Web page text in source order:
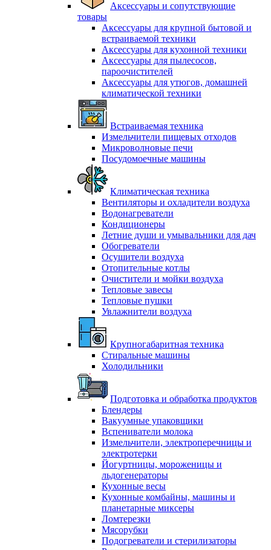
Аксессуары и сопутствующие
товары
Аксессуары для крупной бытовой и
встраиваемой техники
Аксессуары для кухонной техники
Аксессуары для пылесосов,
пароочистителей
Аксессуары для утюгов, домашней
климатической техники
Встраиваемая техника
Измельчители пищевых отходов
Микроволновые печи
Посудомоечные машины
Климатическая техника
Вентиляторы и охладители воздуха
Водонагреватели
Кондиционеры
Летние души и умывальники для дач
Обогреватели
Осушители воздуха
Отопительные котлы
Очистители и мойки воздуха
Тепловые завесы
Тепловые пушки
Увлажнители воздуха
Крупногабаритная техника
Стиральные машины
Холодильники
Подготовка и обработка продуктов
Блендеры
Вакуумные упаковщики
Вспениватели молока
Измельчители, электроперечницы и
электротерки
Йогуртницы, мороженицы и
льдогенераторы
Кухонные весы
Кухонные комбайны, машины и
планетарные миксеры
Ломтерезки
Мясорубки
Подогреватели и стерилизаторы